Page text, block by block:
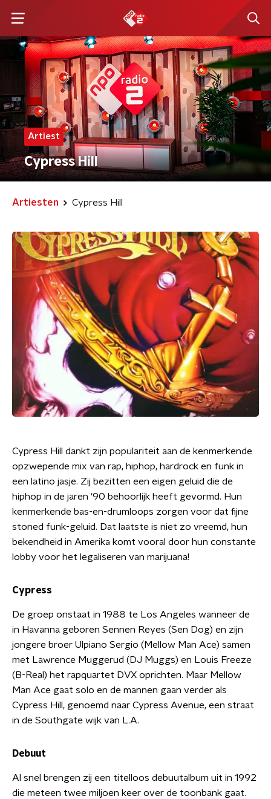
Artiest
Cypress Hill
Artiesten Cypress Hill
Cypress Hill dankt zijn populariteit aan de kenmerkende
opzwepende mix van rap, hiphop, hardrock en funk in
een latino jasje. Zij bezitten een eigen geluid die de
hiphop in de jaren '90 behoorlijk heeft gevormd. Hun
kenmerkende bas-en-drumloops zorgen voor dat fijne
stoned funk-geluid. Dat laatste is niet zo vreemd, hun
bekendheid in Amerika komt vooral door hun constante
lobby voor het legaliseren van marijuana!
Cypress
De groep onstaat in 1988 te Los Angeles wanneer de
in Havanna geboren Sennen Reyes (Sen Dog) en zijn
jongere broer Ulpiano Sergio (Mellow Man Ace) samen
met Lawrence Muggerud (DJ Muggs) en Louis Freeze
(B-Real) het rapquartet DVX oprichten. Maar Mellow
Man Ace gaat solo en de mannen gaan verder als
Cypress Hill, genoemd naar Cypress Avenue, een straat
in de Southgate wijk van L.A.
Debuut
Al snel brengen zij een titelloos debuutalbum uit in 1992
die meteen twee miljoen keer over de toonbank gaat.